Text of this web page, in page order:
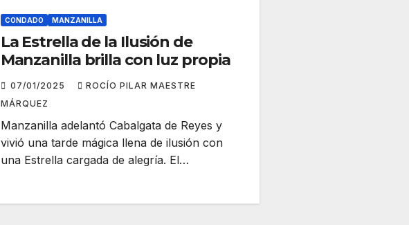
CONDADO MANZANILLA
La Estrella de la Ilusión de
Manzanilla brilla con luz propia
07/01/2025
ROCÍO PILAR MAESTRE
MÁRQUEZ
Manzanilla adelantó Cabalgata de Reyes y
vivió una tarde mágica llena de ilusión con
una Estrella cargada de alegría. El…